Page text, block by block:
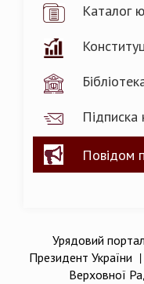
Каталог
Підписка
Повідом
Урядовий портал
Президент України |
Верховної